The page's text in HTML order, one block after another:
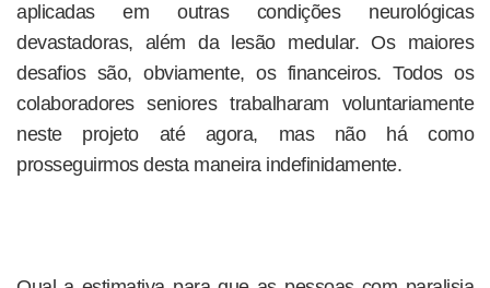
aplicadas em outras condições neurológicas
devastadoras, além da lesão medular. Os maiores
desafios são, obviamente, os financeiros. Todos os
colaboradores seniores trabalharam voluntariamente
neste projeto até agora, mas não há como
prosseguirmos desta maneira indefinidamente.